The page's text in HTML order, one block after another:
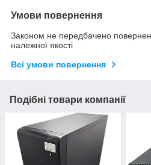
Умови повернення
Законом не передбачено
належної якості
Всі умови повернення
Подібні товари компанії